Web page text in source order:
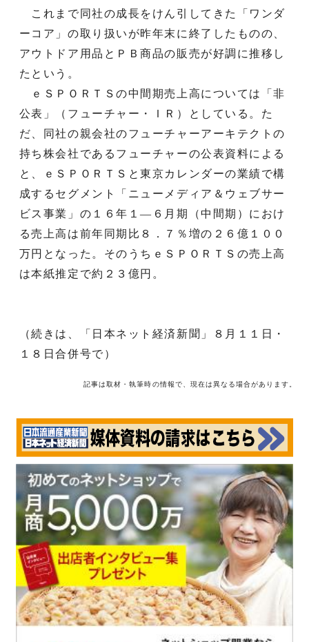
これまで同社の成長をけん引してきた「ワンダ
ーコア」の取り扱いが昨年末に終了したものの、
アウトドア用品とＰＢ商品の販売が好調に推移し
たという。
ｅＳＰＯＲＴＳの中間期売上高については「非
公表」（フューチャー・ＩＲ）としている。た
だ、同社の親会社のフューチャーアーキテクトの
持ち株会社であるフューチャーの公表資料による
と、ｅＳＰＯＲＴＳと東京カレンダーの業績で構
成するセグメント「ニューメディア＆ウェブサー
ビス事業」の１６年１―６月期（中間期）におけ
る売上高は前年同期比８．７％増の２６億１００
万円となった。そのうちｅＳＰＯＲＴＳの売上高
は本紙推定で約２３億円。
（続きは、「日本ネット経済新聞」８月１１日・
１８日合併号で）
記事は取材・執筆時の情報で、現在は異なる場合があります。